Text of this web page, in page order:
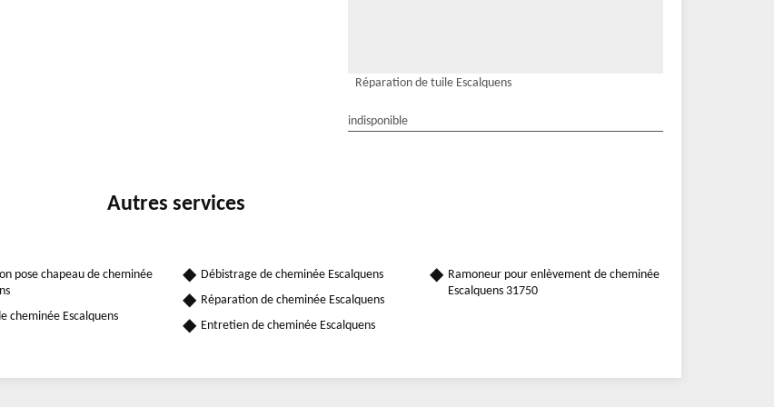
Réparation de tuile Escalquens
indisponible
Autres services
pose chapeau de cheminée
cheminée Escalquens
Débistrage de cheminée Escalquens
Réparation de cheminée Escalquens
Entretien de cheminée Escalquens
Ramoneur pour enlèvement de cheminée
Escalquens 31750